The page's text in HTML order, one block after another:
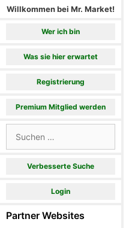
Willkommen bei Mr. Market!
Wer ich bin
Was sie hier erwartet
Registrierung
Premium Mitglied werden
nach:
Verbesserte Suche
Login
Partner Websites